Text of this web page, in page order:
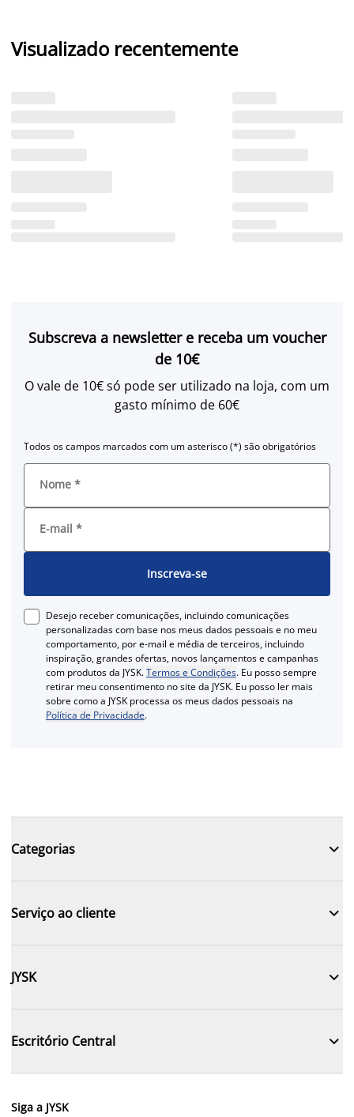
Visualizado recentemente
Subscreva a newsletter e receba um voucher
de 10€
O vale de 10€ só pode ser utilizado na loja, com um
gasto mínimo de 60€
Todos os campos marcados com um asterisco (*) são obrigatórios
Nome *
E-mail *
Inscreva-se
Desejo receber comunicações, incluindo comunicações
personalizadas com base nos meus dados pessoais e no meu
comportamento, por e-mail e média de terceiros, incluindo
inspiração, grandes ofertas, novos lançamentos e campanhas
com produtos da JYSK.Termos e Condições. Eu posso sempre
retirar meu consentimento no site da JYSK. Eu posso ler mais
sobre como a JYSK processa os meus dados pessoais na
Política de Privacidade.
Categorias 
Serviço ao cliente 
JYSK 
Escritório Central 
Siga a JYSK